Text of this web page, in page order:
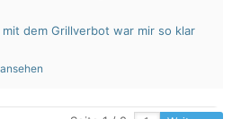
mit dem Grillverbot war mir so klar